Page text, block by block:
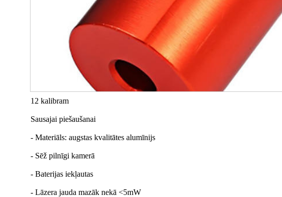
12 kalibram
Sausajai piešaušanai
- Materiāls: augstas kvalitātes alumīnijs
- Sēž pilnīgi kamerā
- Baterijas iekļautas
- Lāzera jauda mazāk nekā <5mW